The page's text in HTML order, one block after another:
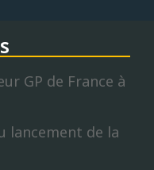
GP de France à
lancement de la